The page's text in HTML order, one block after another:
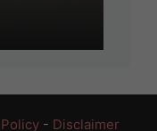
- Disclaimer